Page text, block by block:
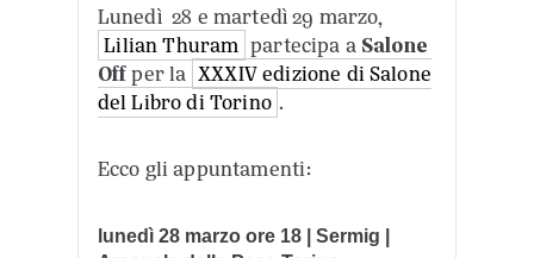
Lunedì 28 e martedì 29 marzo,
Lilian Thuram partecipa aSalone
Offper la XXXIV edizione di Salone
del Libro di Torino .
Ecco gli appuntamenti:
lunedì 28 marzo ore 18 | Sermig |